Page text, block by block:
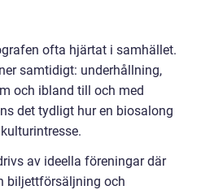
ofta hjärtat i samhället.
samtidigt: underhållning,
och ibland till och med
det tydligt hur en biosalong
av ideella föreningar där
biljettförsäljning och